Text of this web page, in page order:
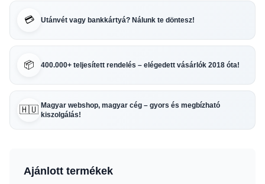
💳 Utánvét vagy bankkártyá? Nálunk te döntesz!
📦 400.000+ teljesített rendelés – elégedett vásárlók 2018 óta!
🇭🇺 Magyar webshop, magyar cég – gyors és megbízható
kiszolgálás!
Ajánlott termékek